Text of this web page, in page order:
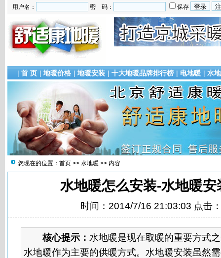
用户名： 密 码： 保存
| 首 页 | 地暖价格 | 地暖安装 | 十大地暖品牌排行榜 | 电地暖 | 水
您现在的位置： 首页 >> 水地暖 >> 内容
水地暖怎么安装-水地暖安
时间：2014/7/16 21:03:03 点击
核心提示： 水地暖是现在取暖的重要方式
水地暖作为主要的供暖方式。水地暖安装虽然